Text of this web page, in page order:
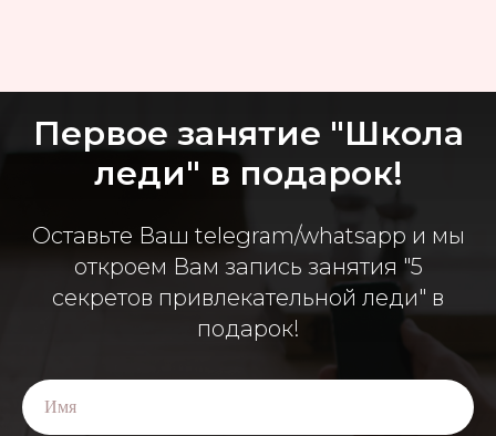
Первое занятие "Школа
леди" в подарок!
Оставьте Ваш telegram/whatsapp и мы
откроем Вам запись занятия "5
секретов привлекательной леди" в
подарок!